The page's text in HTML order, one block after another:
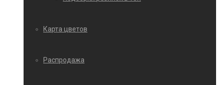
Карта цветов
Распродажа